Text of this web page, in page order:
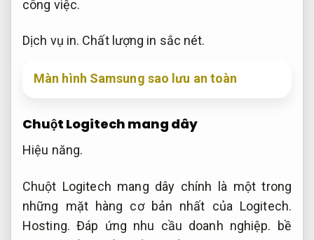
công việc.
Dịch vụ in. Chất lượng in sắc nét.
Màn hình Samsung sao lưu an toàn
Chuột Logitech mang dây
Hiệu năng.
Chuột Logitech mang dây chính là một trong
những mặt hàng cơ bản nhất của Logitech.
Hosting. Đáp ứng nhu cầu doanh nghiệp. bề